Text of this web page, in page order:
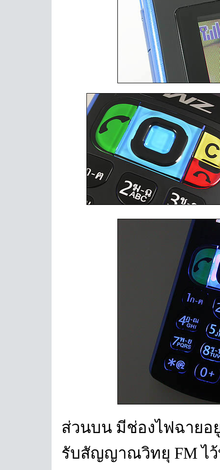
ส่วนบน มีช่องไฟฉายอ
รับสัญญาณวิทยุ FM ไว้